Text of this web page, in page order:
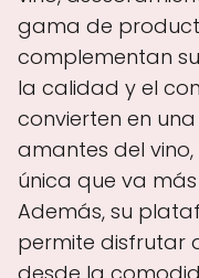
gama de
complementan
la calidad y el
convierten en
amantes del
única que va
Además, su
permite disfrutar